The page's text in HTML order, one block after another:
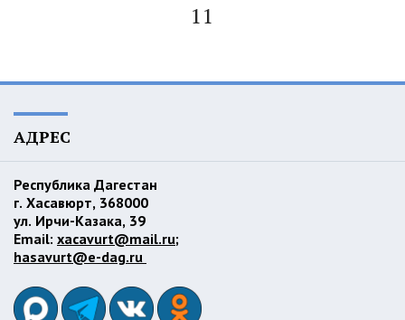
11
АДРЕС
Республика Дагестан
г. Хасавюрт, 368000
ул. Ирчи-Казака, 39
Email: xacavurt@mail.ru;
hasavurt@e-dag.ru